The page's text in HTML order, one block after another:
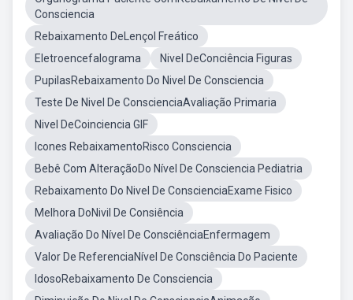
Consciencia
Rebaixamento DeLençol Freático
Eletroencefalograma
Nivel DeConciência Figuras
PupilasRebaixamento Do Nivel De Consciencia
Teste De Nivel De ConscienciaAvaliação Primaria
Nivel DeCoinciencia GIF
Icones RebaixamentoRisco Consciencia
Bebê Com AlteraçãoDo Nível De Consciencia Pediatria
Rebaixamento Do Nivel De ConscienciaExame Fisico
Melhora DoNivil De Consiência
Avaliação Do Nível De ConsciênciaEnfermagem
Valor De ReferenciaNível De Consciência Do Paciente
IdosoRebaixamento De Consciencia